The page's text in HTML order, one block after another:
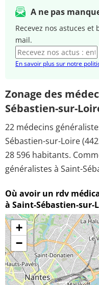
A ne pas
Recevez nos astuces
mail.
En savoir plus sur notre
Zonage des
Sébastien-sur-
22 médecins
Sébastien-sur-Loire
28 596 habitants.
généralistes à Saint-
Où avoir un rdv
à Saint-Sébastien-sur-
+
−